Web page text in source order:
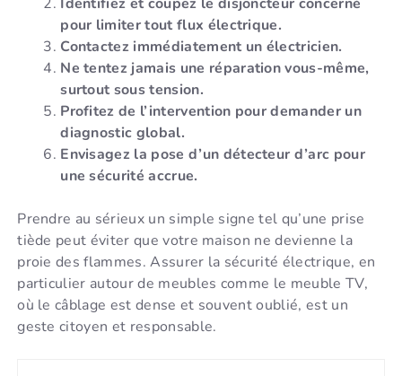
pour limiter tout flux électrique.
Contactez immédiatement un électricien.
Ne tentez jamais une réparation vous-même,
surtout sous tension.
Profitez de l’intervention pour demander un
diagnostic global.
Envisagez la pose d’un détecteur d’arc pour
une sécurité accrue.
Prendre au sérieux un simple signe tel qu’une prise
tiède peut éviter que votre maison ne devienne la
proie des flammes. Assurer la sécurité électrique, en
particulier autour de meubles comme le meuble TV,
où le câblage est dense et souvent oublié, est un
geste citoyen et responsable.